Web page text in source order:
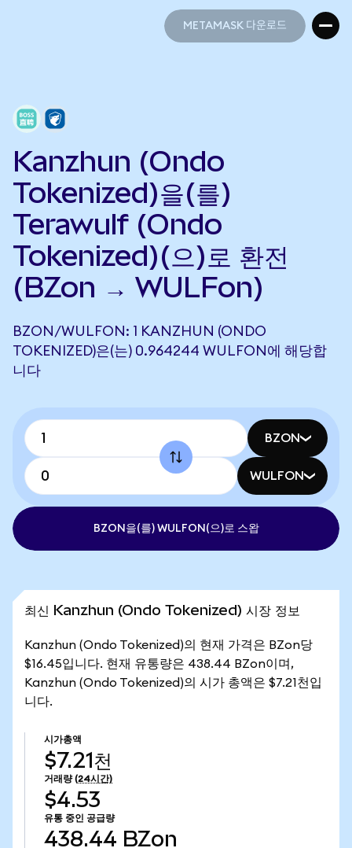
METAMASK 다운로드
Kanzhun (Ondo
Tokenized)을(를)
Terawulf (Ondo
Tokenized)(으)로 환전
(BZon → WULFon)
BZON/WULFON: 1 KANZHUN (ONDO
TOKENIZED)은(는) 0.964244 WULFON에 해당합
니다
BZON
WULFON
BZON을(를) WULFON(으)로 스왑
최신 Kanzhun (Ondo Tokenized) 시장 정보
Kanzhun (Ondo Tokenized)의 현재 가격은 BZon당
$16.45입니다. 현재 유통량은 438.44 BZon이며,
Kanzhun (Ondo Tokenized)의 시가 총액은 $7.21천입
니다.
시가총액
$7.21천
거래량 (24시간)
$4.53
유통 중인 공급량
438.44 BZon